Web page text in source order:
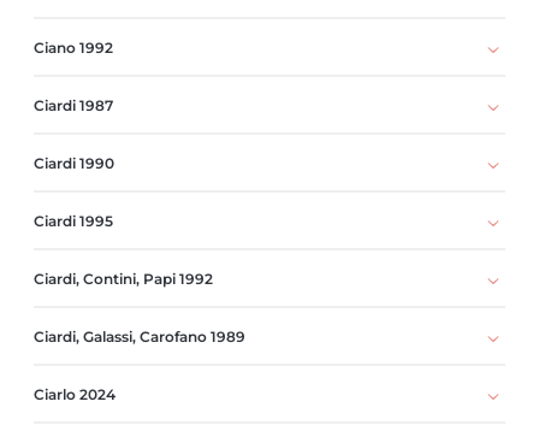
Ciano 1992
Ciardi 1987
Ciardi 1990
Ciardi 1995
Ciardi, Contini, Papi 1992
Ciardi, Galassi, Carofano 1989
Ciarlo 2024